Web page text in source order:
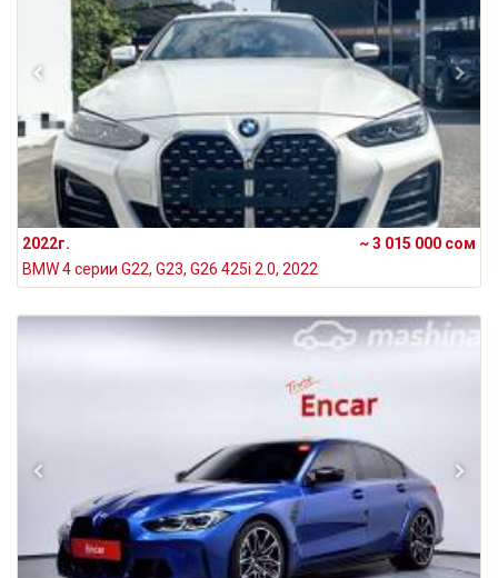
2022г.
~ 3 015 000 сом
BMW 4 серии G22, G23, G26 425i 2.0, 2022